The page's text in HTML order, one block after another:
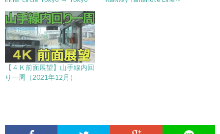
【４Ｋ前面展望】山手線内回
り一周（2021年12月）